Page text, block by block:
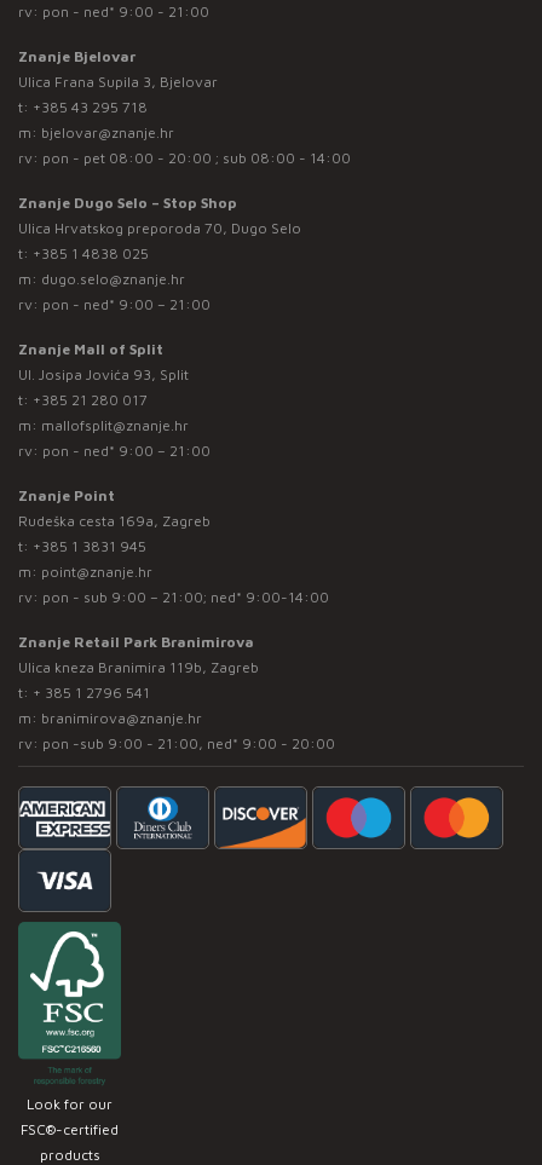
rv: pon - ned* 9:00 - 21:00
Znanje Bjelovar
Ulica Frana Supila 3, Bjelovar
t: +385 43 295 718
m: bjelovar@znanje.hr
rv: pon - pet 08:00 - 20:00 ; sub 08:00 - 14:00
Znanje Dugo Selo – Stop Shop
Ulica Hrvatskog preporoda 70, Dugo Selo
t: +385 1 4838 025
m: dugo.selo@znanje.hr
rv: pon - ned* 9:00 – 21:00
Znanje Mall of Split
Ul. Josipa Jovića 93, Split
t: +385 21 280 017
m: mallofsplit@znanje.hr
rv: pon - ned* 9:00 – 21:00
Znanje Point
Rudeška cesta 169a, Zagreb
t: +385 1 3831 945
m: point@znanje.hr
rv: pon - sub 9:00 – 21:00; ned* 9:00-14:00
Znanje Retail Park Branimirova
Ulica kneza Branimira 119b, Zagreb
t: + 385 1 2796 541
m: branimirova@znanje.hr
rv: pon -sub 9:00 - 21:00, ned* 9:00 - 20:00
Look for our
FSC®-certified
products